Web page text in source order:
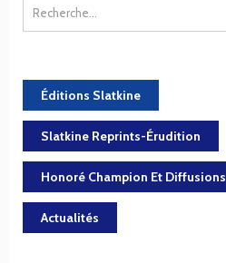
Éditions Slatkine
Slatkine Reprints-Érudition
Honoré Champion Et Diffusions
Actualités